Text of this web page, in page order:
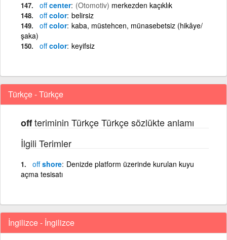
offcenter (Otomotiv) merkezden kaçıklık
offcolor belirsiz
offcolor kaba, müstehcen, münasebetsiz (hikâye/
şaka)
offcolor keyifsiz
Türkçe - Türkçe
offteriminin Türkçe Türkçe sözlükte anlamı
İlgili Terimler
offshore Denizde platform üzerinde kurulan kuyu
açma tesisatı
İngilizce - İngilizce